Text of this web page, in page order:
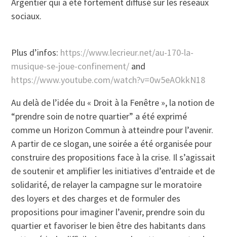
sociaux.
Plus d’infos: https://www.lecrieur.net/au-170-la-
musique-se-joue-confinement/ and
https://www.youtube.com/watch?v=0w5eAOkkN18
Au delà de l’idée du « Droit à la Fenêtre », la notion de
“prendre soin de notre quartier” a été exprimé
comme un Horizon Commun à atteindre pour l’avenir.
A partir de ce slogan, une soirée a été organisée pour
construire des propositions face à la crise. Il s’agissait
de soutenir et amplifier les initiatives d’entraide et de
solidarité, de relayer la campagne sur le moratoire
des loyers et des charges et de formuler des
propositions pour imaginer l’avenir, prendre soin du
quartier et favoriser le bien être des habitants dans